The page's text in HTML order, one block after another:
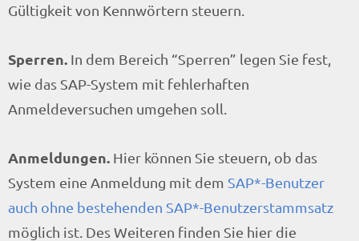
Gültigkeit von Kennwörtern steuern.
Sperren. In dem Bereich “Sperren” legen Sie fest,
wie das SAP-System mit fehlerhaften
Anmeldeversuchen umgehen soll.
Anmeldungen. Hier können Sie steuern, ob das
System eine Anmeldung mit dem SAP*-Benutzer
auch ohne bestehenden SAP*-Benutzerstammsatz
möglich ist. Des Weiteren finden Sie hier die